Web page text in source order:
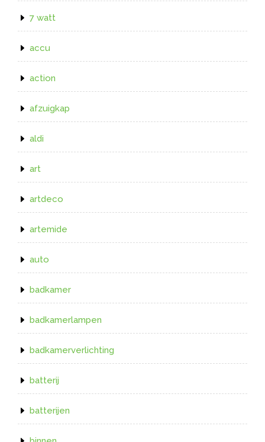
7 watt
accu
action
afzuigkap
aldi
art
artdeco
artemide
auto
badkamer
badkamerlampen
badkamerverlichting
batterij
batterijen